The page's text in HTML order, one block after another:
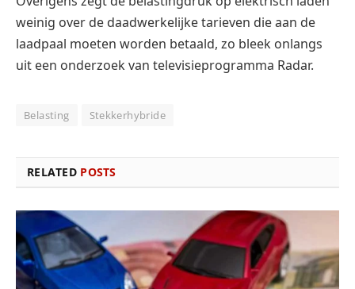
weinig over de daadwerkelijke tarieven die aan de
laadpaal moeten worden betaald, zo bleek onlangs
uit een onderzoek van televisieprogramma Radar.
Belasting Stekkerhybride
RELATED POSTS